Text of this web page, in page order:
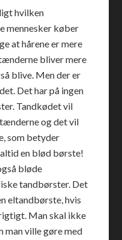
hvilken
mennesker køber
at hårene er mere
bliver mere
blive. Men der er
Det har på ingen
Tandkødet vil
og det vil
som betyder
en blød børste!
bløde
tandbørster. Det
eltandbørste, hvis
Man skal ikke
man ville gøre med